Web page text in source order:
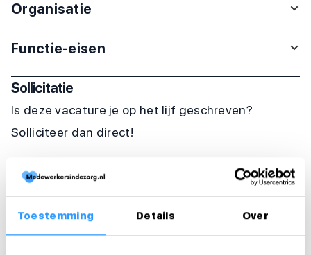
Toestemming Details Over
Organisatie
Functie-eisen
Sollicitatie
Is deze vacature je op het lijf geschreven?
Solliciteer dan direct!
Solliciteer direct